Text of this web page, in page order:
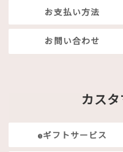
お支払い方法
お問い合わせ
カス
eギフトサービス